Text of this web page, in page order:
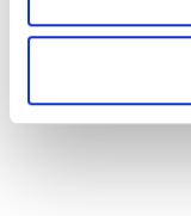
My Oh'Green Klantenkaart